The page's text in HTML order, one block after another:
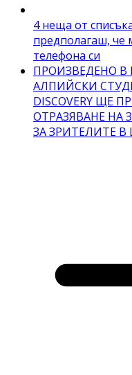
4 неща от
предполагаш,
телефона си
ПРОИЗВЕДЕНО
АЛПИЙСКИ
DISCOVERY ЩЕ
ОТРАЗЯВАНЕ
ЗА ЗРИТЕЛИТЕ В